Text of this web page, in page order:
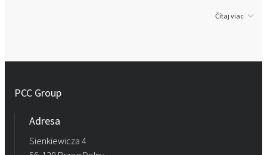
Čítaj viac
PCC Group
Adresa
Sienkiewicza 4